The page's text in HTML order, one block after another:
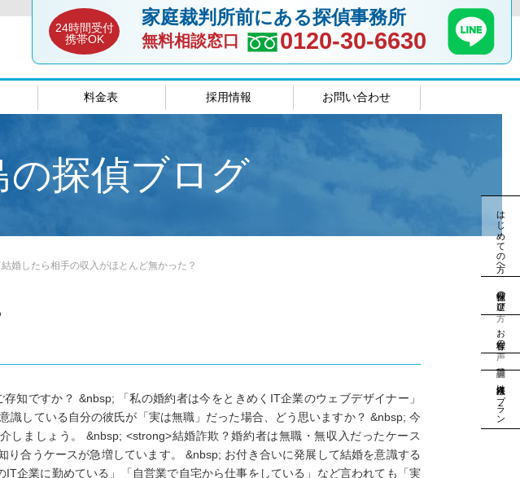
24時間受付
携帯OK
家庭裁判所前にある探偵事務所
無料相談窓口 0120-30-6630
はじめての方へ
探偵社の選び方
お客様の声
法人様向けプラン
島根相談室
料金表 採用情報 お問い合わせ
探偵ブログ
婚したら相手の収入がほとんど無かった？
知ですか？ &nbsp; 「私の婚約者は今をときめくIT企業のウェブデザイナー」
識している自分の彼氏が「実は無職」だった場合、どう思いますか？ &nbsp; 今
ましょう。 &nbsp; <strong>結婚詐欺？婚約者は無職・無収入だったケース
合うケースが急増しています。 &nbsp; お付き合いに発展して結婚を意識する
企業に勤めている」「自営業で自宅から仕事をしている」など言われても「実